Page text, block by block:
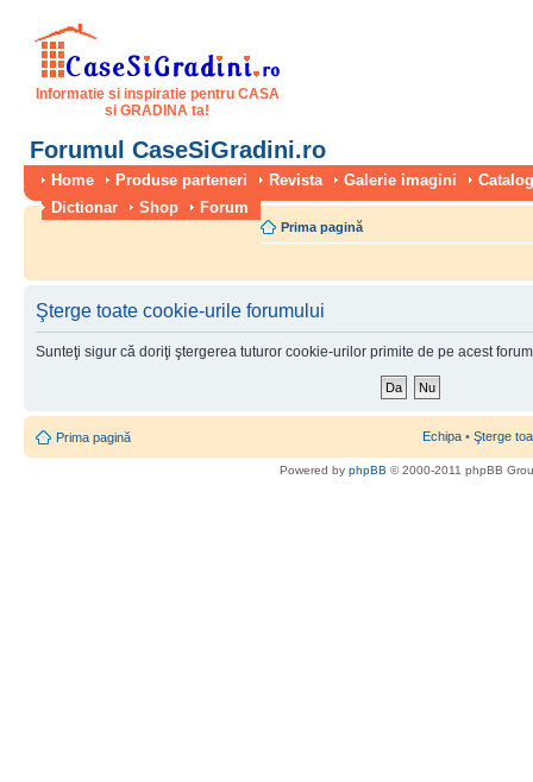
Informatie si inspiratie pentru CASA
si GRADINA ta!
Forumul CaseSiGradini.ro
Home Produse parteneri Revista Galerie imagini
Dictionar
Shop Forum
Prima pagină
Şterge toate cookie-urile forumului
Sunteţi sigur că doriţi ştergerea tuturor cookie-urilor primite de pe acest
Prima pagină Echipa • Şterge
Powered by phpBB © 2000-2011 phpBB